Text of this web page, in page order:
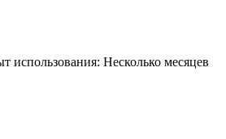
использования: Несколько месяцев